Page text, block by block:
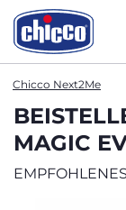
Chicco Next2Me
MAGIC